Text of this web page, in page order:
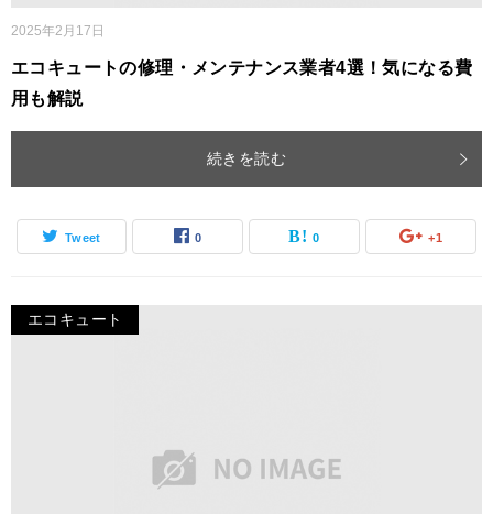
2025年2月17日
エコキュートの修理・メンテナンス業者4選！気になる費
用も解説
続きを読む
Tweet 0 0 +1
エコキュート